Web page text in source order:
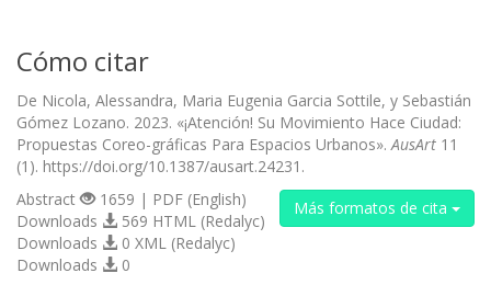
Cómo citar
De Nicola, Alessandra, Maria Eugenia Garcia Sottile, y Sebastián
Gómez Lozano. 2023. «¡Atención! Su Movimiento Hace Ciudad:
Propuestas Coreo-gráficas Para Espacios Urbanos».AusArt 11
(1). https://doi.org/10.1387/ausart.24231.
Más formatos de cita
Abstract
1659 | PDF (English)
Downloads
569 HTML (Redalyc)
Downloads
0 XML (Redalyc)
Downloads
0